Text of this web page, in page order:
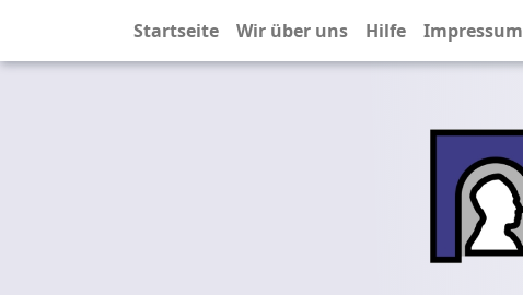
Startseite Wir über uns Hilfe Impressum